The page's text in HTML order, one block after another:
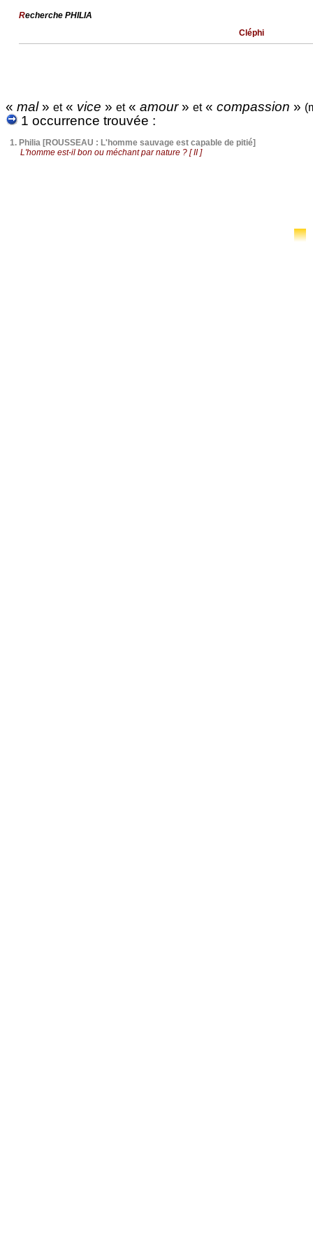
Recherche PHILIA
Cléphi
« mal» et« vice » et« amour» et« compassion »
1 occurrence trouvée :
1. Philia [ROUSSEAU : L'homme sauvage est capable de pitié]
L'homme est-il bon ou méchant par nature ? [ II ]